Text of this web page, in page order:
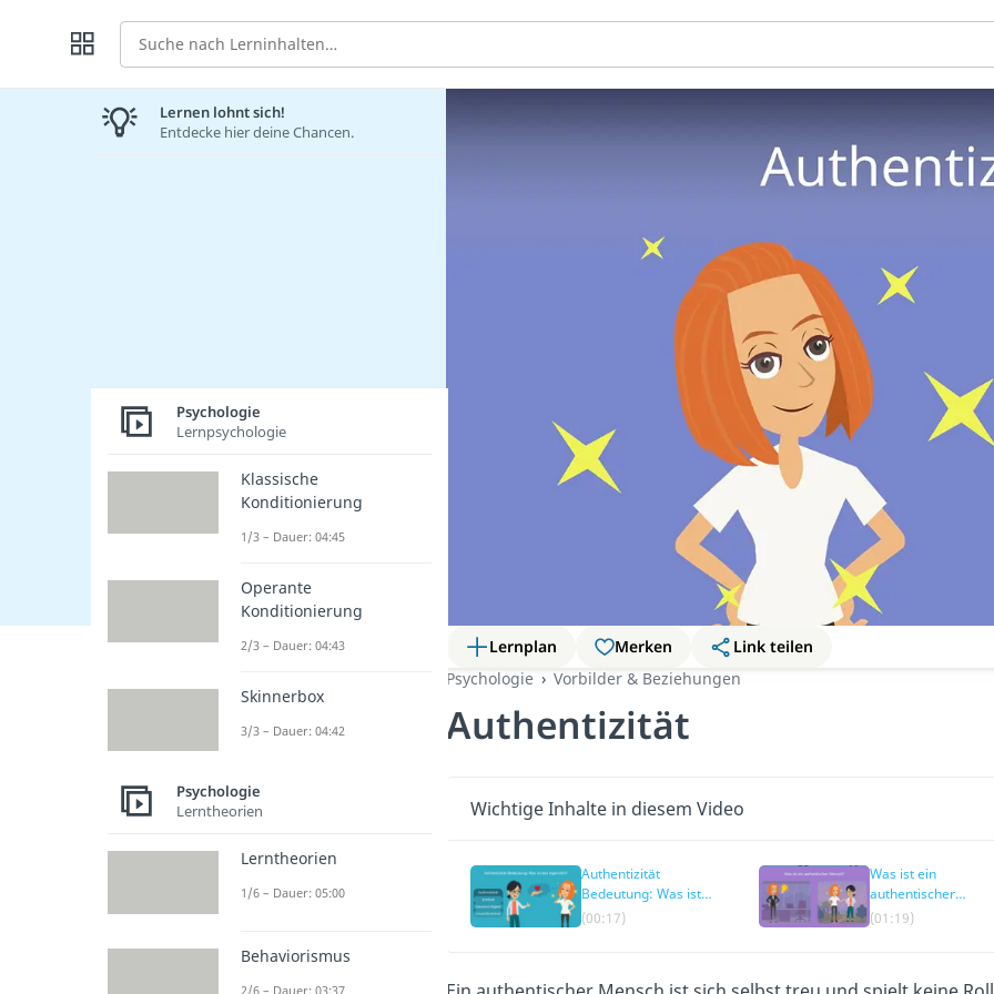
Suche
Lernplan Merken
Link teilen
Psychologie
Vorbilder & Beziehungen
Authentizität
Wichtige Inhalte in diesem Video
Authentizität
Bedeutung: Was ist
das eigentlich?
(00:17)
Was ist ein
authentischer
Mensch?
(01:19)
Lernen lohnt sich!
Entdecke hier deine Chancen.
Psychologie
Lernpsychologie
Klassische
Konditionierung
1/3 – Dauer: 04:45
Operante
Konditionierung
2/3 – Dauer: 04:43
Skinnerbox
3/3 – Dauer: 04:42
Psychologie
Lerntheorien
Lerntheorien
1/6 – Dauer: 05:00
Behaviorismus
2/6 – Dauer: 03:37